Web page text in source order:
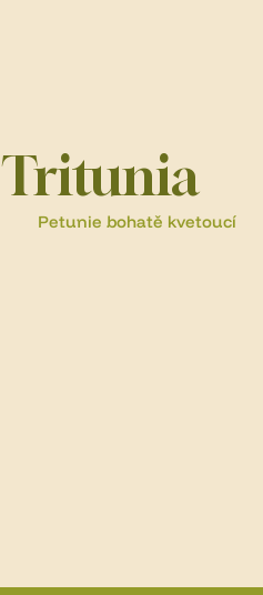
Tritunia
Petunie bohatě kvetoucí